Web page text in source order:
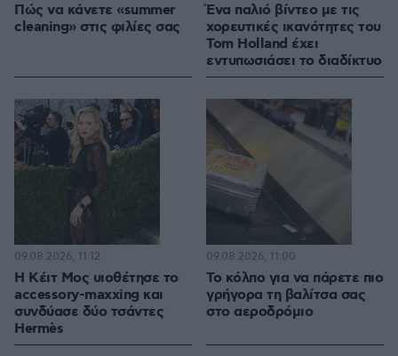
Πώς να κάνετε «summer
cleaning» στις φιλίες σας
Ένα παλιό βίντεο με τις
χορευτικές ικανότητες του
Tom Holland έχει
εντυπωσιάσει το διαδίκτυο
Η Κέιτ Μος υιοθέτησε τo
accessory-maxxing και
συνδύασε δύο τσάντες
Hermès
09.08.2026, 11:12
Το κόλπο για να πάρετε πιο
γρήγορα τη βαλίτσα σας
στο αεροδρόμιο
09.08.2026, 11:00